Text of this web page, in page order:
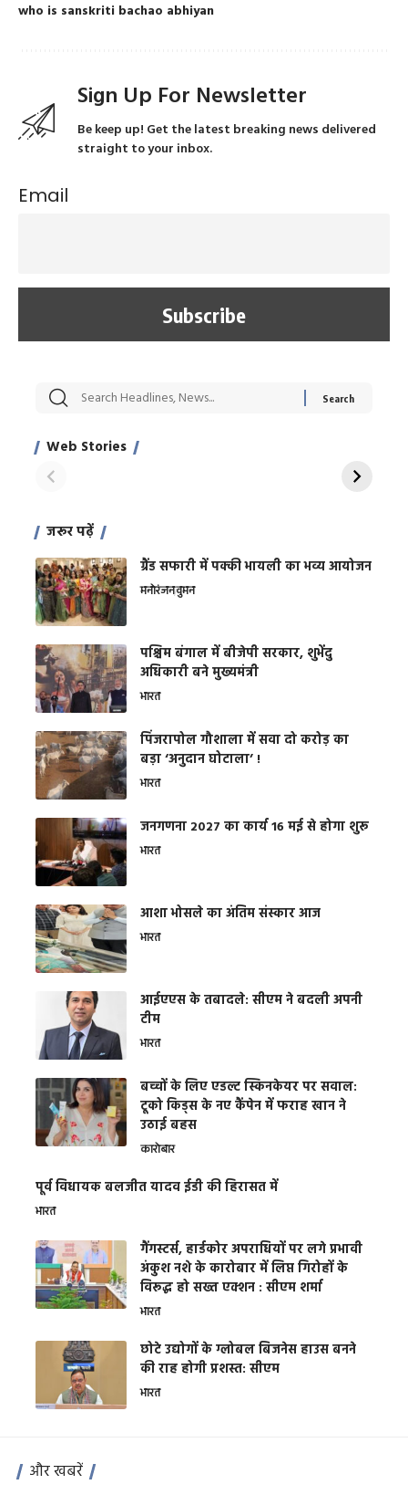
who is sanskriti bachao abhiyan
Sign Up For Newsletter
Be keep up! Get the latest breaking news delivered
straight to your inbox.
Email
Web Stories
सट्टेबाजी में अरेस्ट हुए
साहिल खान
रोज एक कच्चे लहसुन
जरूर पढ़ें
ग्रैंड सफारी में पक्की भायली का भव्य आयोजन
मनोरंजनवुमन
पश्चिम बंगाल में बीजेपी सरकार, शुभेंदु
अधिकारी बने मुख्यमंत्री
भारत
​पिंजरापोल गौशाला में सवा दो करोड़ का
बड़ा ‘अनुदान घोटाला’ !
भारत
जनगणना 2027 का कार्य 16 मई से होगा शुरू
भारत
आशा भोसले का अंतिम संस्कार आज
भारत
आईएएस के तबादले: सीएम ने बदली अपनी
टीम
भारत
बच्चों के लिए एडल्ट स्किनकेयर पर सवाल:
टूको किड्स के नए कैंपेन में फराह खान ने
उठाई बहस
कारोबार
पूर्व विधायक बलजीत यादव ईडी की हिरासत में
भारत
गैंगस्टर्स, हार्डकोर अपराधियों पर लगे प्रभावी
अंकुश नशे के कारोबार में लिप्त गिरोहों के
विरूद्ध हो सख्त एक्शन : सीएम शर्मा
भारत
छोटे उद्योगों के ग्लोबल बिजनेस हाउस बनने
की राह होगी प्रशस्त: सीएम
भारत
और खबरें